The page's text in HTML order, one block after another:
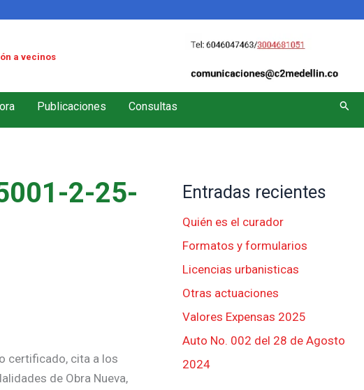
a vecinos
Publicaciones Consultas
2-25-
certificado, cita a los
de Obra Nueva,
Entradas recientes
Quién es el curador
Formatos y formularios
Licencias urbanisticas
Otras actuaciones
Valores Expensas 2025
Auto No. 002 del 28 de Agosto
2024